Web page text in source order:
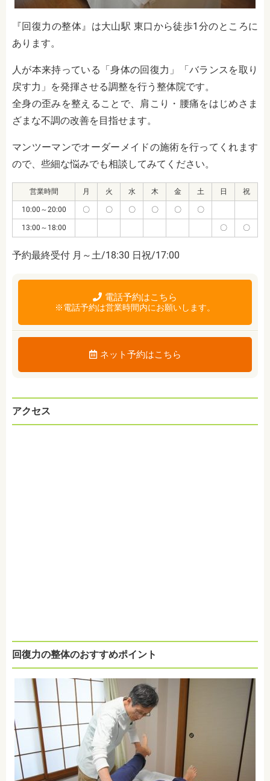
『回復力の整体』は大山駅 東口から徒歩1分のところに
あります。
人が本来持っている「身体の回復力」「バランスを取り
戻す力」を発揮させる調整を行う整体院です。
全身の歪みを整えることで、肩こり・腰痛をはじめさま
ざまな不調の改善を目指せます。
マンツーマンでオーダーメイドの施術を行ってくれます
ので、些細な悩みでも相談してみてください。
営業時間 月 火 水 木 金 土 日 祝
10:00～20:00 〇 〇 〇 〇 〇 〇
13:00～18:00 〇 〇
予約最終受付 月～土/18:30 日祝/17:00
電話予約はこちら
※電話予約は営業時間内にお願いします。
ネット予約はこちら
アクセス
回復力の整体のおすすめポイント